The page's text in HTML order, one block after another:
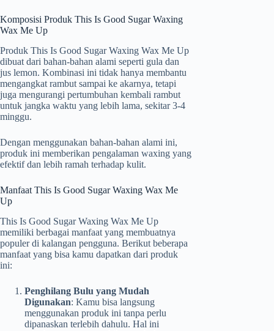
Komposisi Produk This Is Good Sugar Waxing
Wax Me Up
Produk This Is Good Sugar Waxing Wax Me Up
dibuat dari bahan-bahan alami seperti gula dan
jus lemon. Kombinasi ini tidak hanya membantu
mengangkat rambut sampai ke akarnya, tetapi
juga mengurangi pertumbuhan kembali rambut
untuk jangka waktu yang lebih lama, sekitar 3-4
minggu.
Dengan menggunakan bahan-bahan alami ini,
produk ini memberikan pengalaman waxing yang
efektif dan lebih ramah terhadap kulit.
Manfaat This Is Good Sugar Waxing Wax Me
Up
This Is Good Sugar Waxing Wax Me Up
memiliki berbagai manfaat yang membuatnya
populer di kalangan pengguna. Berikut beberapa
manfaat yang bisa kamu dapatkan dari produk
ini:
Penghilang Bulu yang Mudah
Digunakan: Kamu bisa langsung
menggunakan produk ini tanpa perlu
dipanaskan terlebih dahulu. Hal ini